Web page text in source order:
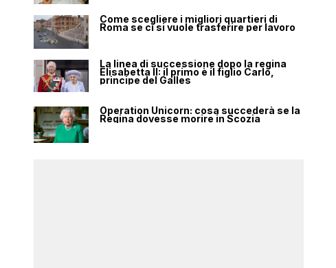
Come scegliere i migliori quartieri di
Roma se ci si vuole trasferire per lavoro
La linea di successione dopo la regina
Elisabetta II: il primo è il figlio Carlo,
principe del Galles
Operation Unicorn: cosa succederà se la
Regina dovesse morire in Scozia